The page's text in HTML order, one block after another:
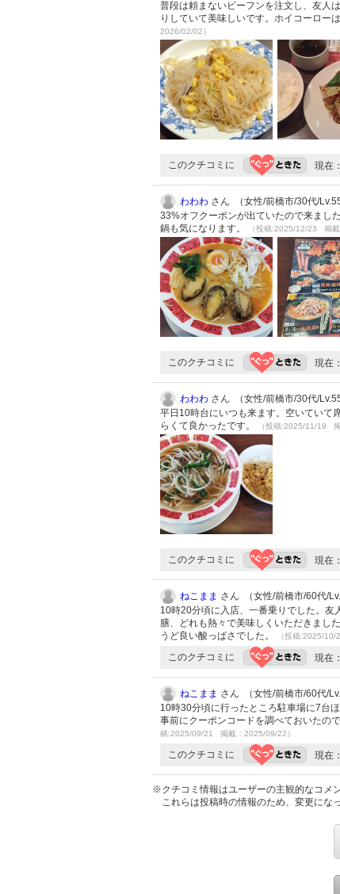
普段は頼まないビーフンを注文し、友人
りしていて美味しいです。ホイコーロー
2026/02/02）
このクチコミに 現在：
わわわ さん （女性/前橋市/30代/Lv.55
33%オフクーポンが出ていたので来まし
鍋も気になります。
（投稿:2025/12/23 掲
このクチコミに 現在：
わわわ さん （女性/前橋市/30代/Lv.55
平日10時台にいつも来ます。空いていて
らくて良かったです。
（投稿:2025/11/19
このクチコミに 現在：
ねこまま さん （女性/前橋市/60代/
10時20分頃に入店、一番乗りでした。
膳、どれも熱々で美味しくいただきまし
うど良い酸っぱさでした。
（投稿:2025/
このクチコミに 現在：
ねこまま さん （女性/前橋市/60代/
10時30分頃に行ったところ駐車場に7台
事前にクーポンコードを調べておいたの
稿:2025/09/21 掲載：2025/09/22）
このクチコミに 現在：
※クチコミ情報はユーザーの主観的なコメ
これらは投稿時の情報のため、変更にな